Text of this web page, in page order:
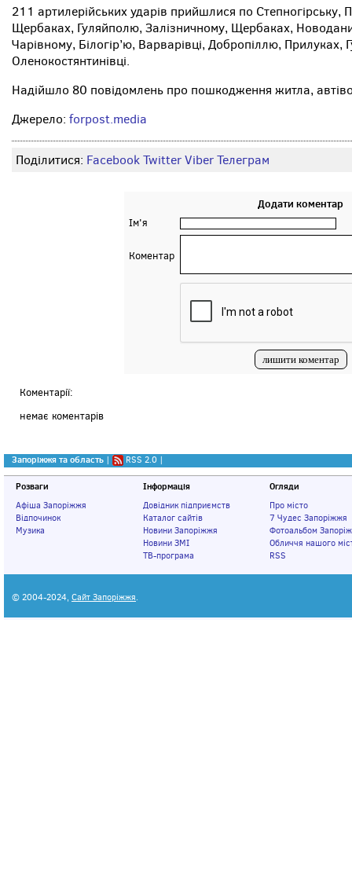
211 артилерійських ударів прийшлися по
Щербаках, Гуляйполю, Залізничному, Щербаках,
Чарівному, Білогір’ю, Варварівці, Добропіллю, Прилуках,
Оленокостянтинівці.
Надійшло 80 повідомлень про пошкодження житла,
Джерело: forpost.media
Поділитися: FacebookTwitterViberТелеграм
Додати коментар
Ім'я
Коментар
Коментарії:
немає коментарів
Запоріжжя та область | RSS 2.0 |
Розваги
Афіша Запоріжжя
Відпочинок
Музика
Інформація
Довідник підприємств
Каталог сайтів
Новини Запоріжжя
Новини ЗМІ
ТВ-програма
Огляди
Про місто
7 Чудес Запоріжжя
Фотоальбом
Обличчя нашого
RSS
© 2004-2024, Сайт Запоріжжя.